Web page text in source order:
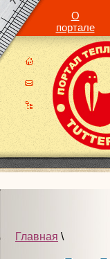
О
портале
Главная \